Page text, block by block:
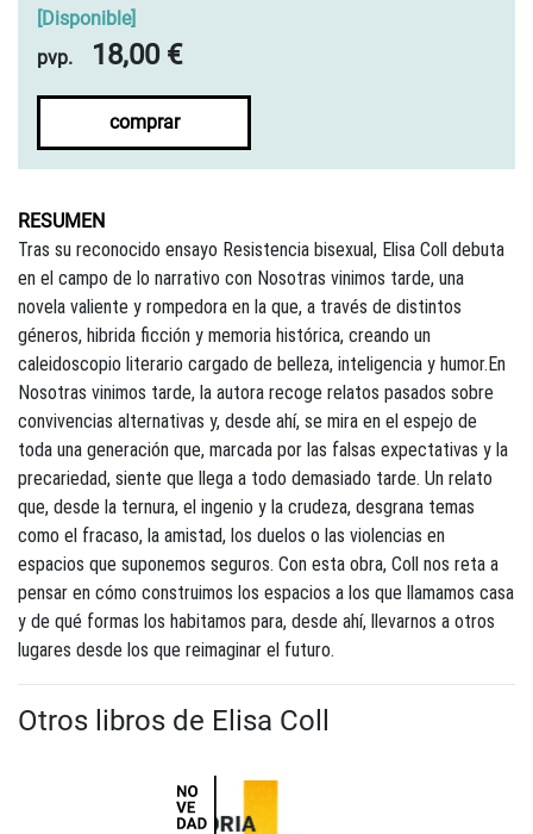
[Disponible]
pvp.
18,00 €
comprar
RESUMEN
Tras su reconocido ensayo Resistencia bisexual, Elisa Coll debuta
en el campo de lo narrativo con Nosotras vinimos tarde, una
novela valiente y rompedora en la que, a través de distintos
géneros, hibrida ficción y memoria histórica, creando un
caleidoscopio literario cargado de belleza, inteligencia y humor.En
Nosotras vinimos tarde, la autora recoge relatos pasados sobre
convivencias alternativas y, desde ahí, se mira en el espejo de
toda una generación que, marcada por las falsas expectativas y la
precariedad, siente que llega a todo demasiado tarde. Un relato
que, desde la ternura, el ingenio y la crudeza, desgrana temas
como el fracaso, la amistad, los duelos o las violencias en
espacios que suponemos seguros. Con esta obra, Coll nos reta a
pensar en cómo construimos los espacios a los que llamamos casa
y de qué formas los habitamos para, desde ahí, llevarnos a otros
lugares desde los que reimaginar el futuro.
Otros libros de Elisa Coll